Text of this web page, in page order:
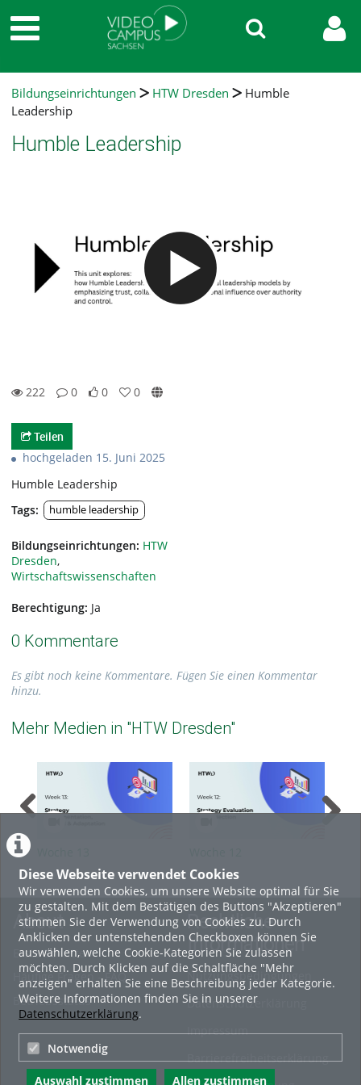
Diese Webseite verwendet Cookies
Wir verwenden Cookies, um unsere Website optimal für Sie
zu gestalten. Mit dem Bestätigen des Buttons "Akzeptieren"
stimmen Sie der Verwendung von Cookies zu. Durch
Anklicken der untenstehenden Checkboxen können Sie
auswählen, welche Cookie-Kategorien Sie zulassen
möchten. Durch Klicken auf die Schaltfläche "Mehr
anzeigen" erhalten Sie eine Beschreibung jeder Kategorie.
Weitere Informationen finden Sie in unserer
Datenschutzerklärung.
Notwendig
Auswahl zustimmen Allen zustimmen
Bildungseinrichtungen HTW Dresden
Humble
Leadership
Humble Leadership
222
0
0
0
Teilen
hochgeladen 15. Juni 2025
Humble Leadership
Tags:
humble leadership
Bildungseinrichtungen: HTW
Dresden,
Wirtschaftswissenschaften
Berechtigung: Ja
0 Kommentare
Es gibt noch keine Kommentare. Fügen Sie einen Kommentar
hinzu.
Mehr Medien in "HTW Dresden"
About
Erste Schritte
Häufige Fragen - FAQ
Betriebsstatus
Rechtliche
Informationen
Nutzungsbedingungen
Datenschutzerklärung
Impressum
Barrierefreiheitserklärung